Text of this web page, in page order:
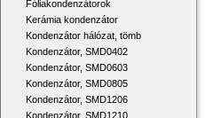
Fóliakondenzátorok
Kerámia kondenzátor
Kondenzátor hálózat, tömb
Kondenzátor, SMD0402
Kondenzátor, SMD0603
Kondenzátor, SMD0805
Kondenzátor, SMD1206
Kondenzátor, SMD1210